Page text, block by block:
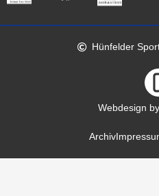
Hünfelder
Webdesign
Archiv